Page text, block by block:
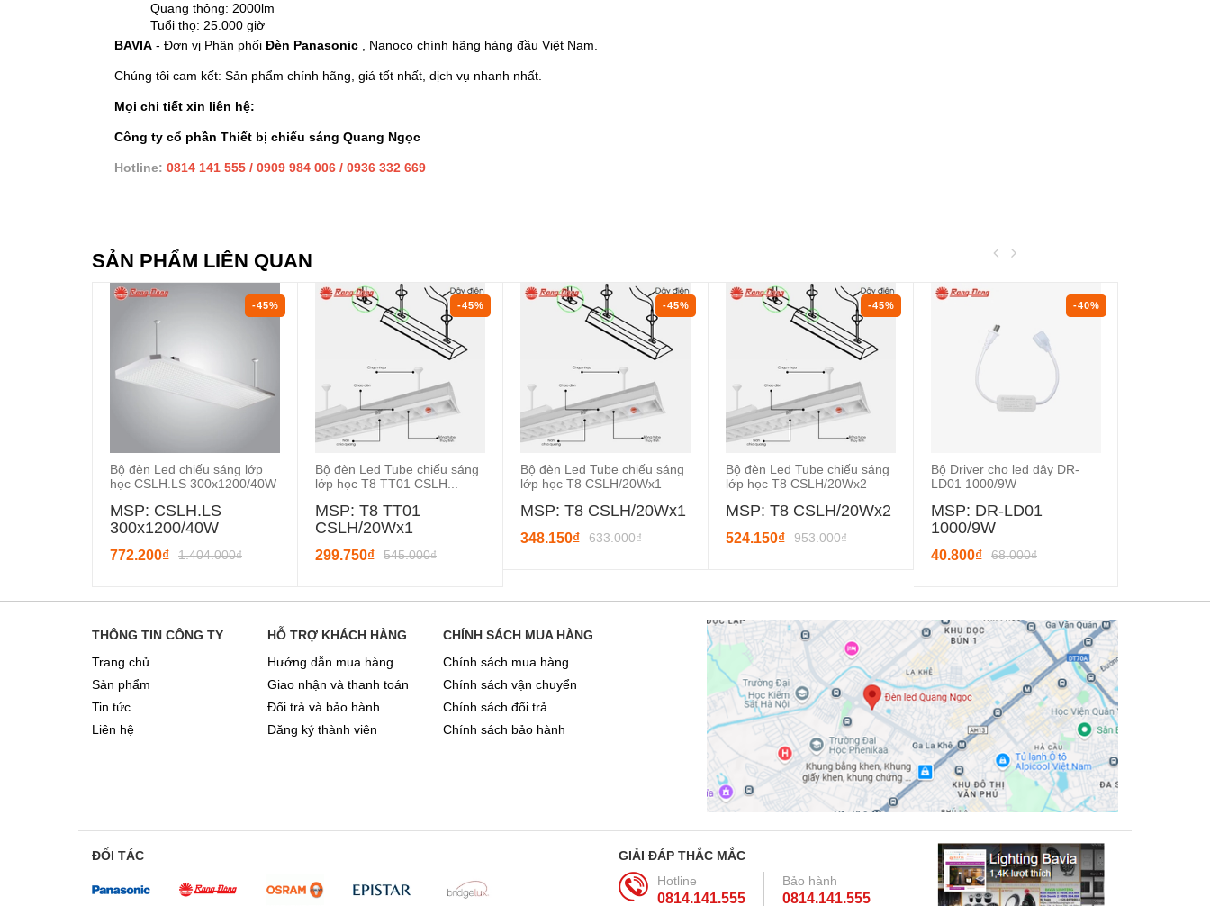
Quang thông: 2000lm
Tuổi thọ: 25.000 giờ
BAVIA - Đơn vị Phân phối Đèn Panasonic , Nanoco chính hãng hàng đầu Việt Nam.
Chúng tôi cam kết: Sản phẩm chính hãng, giá tốt nhất, dịch vụ nhanh nhất.
Mọi chi tiết xin liên hệ:
Công ty cổ phần Thiết bị chiếu sáng Quang Ngọc
Hotline: 0814 141 555 / 0909 984 006 / 0936 332 669
SẢN PHẨM LIÊN QUAN
-45%
Bộ đèn Led chiếu sáng lớp
học CSLH.LS 300x1200/40W
MSP: CSLH.LS
300x1200/40W
772.200₫ 1.404.000₫
-45%
Bộ đèn Led Tube chiếu sáng
lớp học T8 TT01 CSLH...
MSP: T8 TT01
CSLH/20Wx1
299.750₫ 545.000₫
-45%
Bộ đèn Led Tube chiếu sáng
lớp học T8 CSLH/20Wx1
MSP: T8 CSLH/20Wx1
348.150₫ 633.000₫
-45%
Bộ đèn Led Tube chiếu sáng
lớp học T8 CSLH/20Wx2
MSP: T8 CSLH/20Wx2
524.150₫ 953.000₫
-40%
Bộ Driver cho led dây DR-
LD01 1000/9W
MSP: DR-LD01
1000/9W
40.800₫ 68.000₫
THÔNG TIN CÔNG TY
Trang chủ
Sản phẩm
Tin tức
Liên hệ
HỖ TRỢ KHÁCH HÀNG
Hướng dẫn mua hàng
Giao nhận và thanh toán
Đổi trả và bảo hành
Đăng ký thành viên
CHÍNH SÁCH MUA HÀNG
Chính sách mua hàng
Chính sách vận chuyển
Chính sách đổi trả
Chính sách bảo hành
ĐỐI TÁC
GIẢI ĐÁP THẮC MẮC
Hotline
0814.141.555
Bảo hành
0814.141.555